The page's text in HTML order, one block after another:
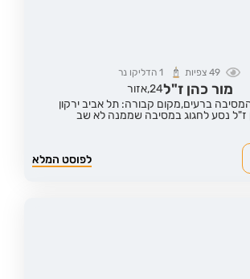
49צפיות 1 הדליקו נר
מור כהן ז"ל24,אזור
ברעים,מקום קבורה: תל אביב ירקון
ז"ל נסע לחגוג במסיבה שממנה לא שב
לפוסט המלא